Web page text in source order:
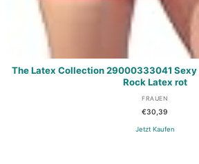
The Latex Collection 29000333041 Sexy
Rock Latex rot
FRAUEN
€30,39
Jetzt Kaufen